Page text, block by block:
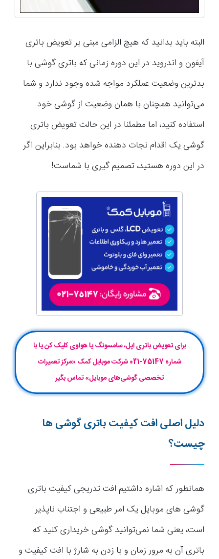
البته باید بدانید که هیچ الزامی مبنی بر تعویض باتری
آیفون و اندروید در این دوره زمانی که باتری گوشی با
بدترین وضعیت عملکرد مواجه شده وجود ندارد و شما
می‌توانید همچنان با همان وضعیت از گوشی خود
استفاده کنید، اما مطمئنا در این حالت تعویض باتری
گوشی یک اقدام نجات دهنده خواهد بود. بنابراین اگر
در این دوره هستید، تصمیم گیری با شماست!
برای تعویض باتری اپل، سامسونگ یا هواوی کلیک کن یا با
شماره 75147-021 شرکت موبایل‌ کمک «مرکز تعمیرات
تخصصی گوشی‌های موبایل» تماس بگیر
دلیل اصلی افت کیفیت باتری گوشی ها
چیست؟
همانطور که اشاره داشتیم افت تدریجی کیفیت باتری
گوشی های موبایل یک امر طبیعی و اجتناب ناپذیر
است، یعنی شما نمی‌توانید گوشی خریداری کنید که
باتری آن به مرور زمان و با زدن به شارژ با افت کیفیت و